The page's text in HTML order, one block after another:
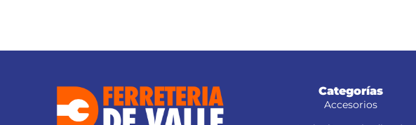
Categorías
Accesorios